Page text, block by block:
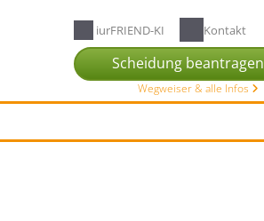
iurFRIEND-KI Kontakt
Scheidung beantragen
Wegweiser & alle Infos